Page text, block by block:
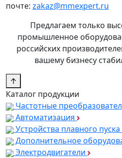
почте: zakaz@mmexpert.ru
Предлагаем только
промышленное
российских
вашему бизнесу
↑
Каталог продукции
Частотные
Автоматизация
Устройства плавного пуска
Дополнительное
Электродвигатели